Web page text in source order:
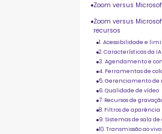
Zoom versus
Zoom versus
recursos
1. Acessibilidade e
2. Características da IA
3. Agendamento e
4. Ferramentas de
5. Gerenciamento de
6. Qualidade de vídeo
7. Recursos de
8. Filtros de aparência
9. Sistemas de sala de
10. Transmissão ao